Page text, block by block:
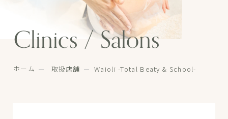
Clinics / Salons
ホーム 取扱店舗 Waioli -Total Beaty & School-